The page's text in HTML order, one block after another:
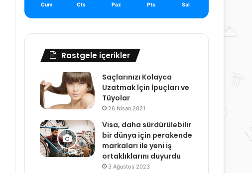
Cum Cts Paz Pts Sal
Rastgele içerikler
Saçlarınızı Kolayca
Uzatmak İçin İpuçları ve
Tüyolar
26 Nisan 2021
Visa, daha sürdürülebilir
bir dünya için perakende
markaları ile yeni iş
ortaklıklarını duyurdu
3 Ağustos 2023